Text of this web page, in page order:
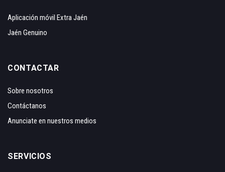
Aplicación móvil Extra Jaén
Jaén Genuino
CONTACTAR
Sobre nosotros
Contáctanos
Anunciate en nuestros medios
SERVICIOS